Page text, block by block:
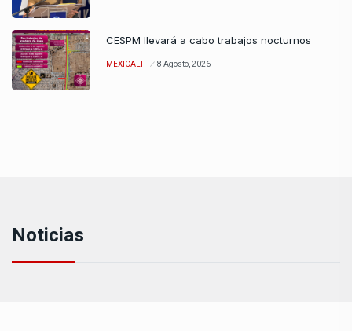
CESPM llevará a cabo trabajos nocturnos
MEXICALI 8 Agosto, 2026
Noticias